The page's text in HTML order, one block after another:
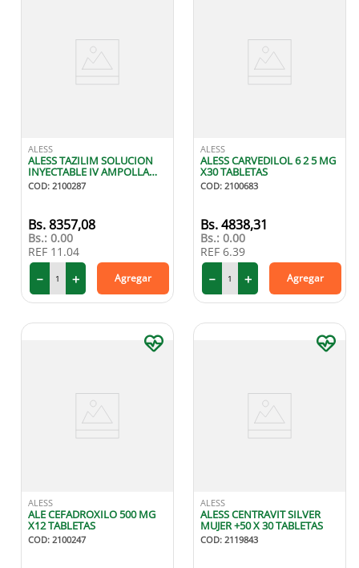
ALESS
ALESS TAZILIM SOLUCION
INYECTABLE IV AMPOLLA
4G-0.5G X1
COD: 2100287
8357,08
Bs.: 0.00
REF 11.04
＋
－ Agregar
ALESS
ALESS CARVEDILOL 6 2 5 MG
X30 TABLETAS
COD: 2100683
4838,31
Bs.: 0.00
REF 6.39
＋
－ Agregar
ALESS
ALE CEFADROXILO 500 MG
X12 TABLETAS
COD: 2100247
ALESS
ALESS CENTRAVIT SILVER
MUJER +50 X 30 TABLETAS
COD: 2119843